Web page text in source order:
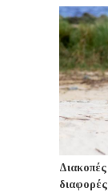
Διακοπές